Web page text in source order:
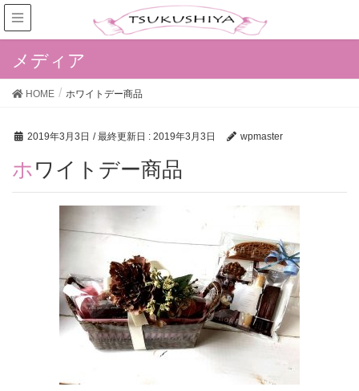
メディア
HOME ホワイトデー商品
2019年3月3日 / 最終更新日 : 2019年3月3日 wpmaster
ホワイトデー商品